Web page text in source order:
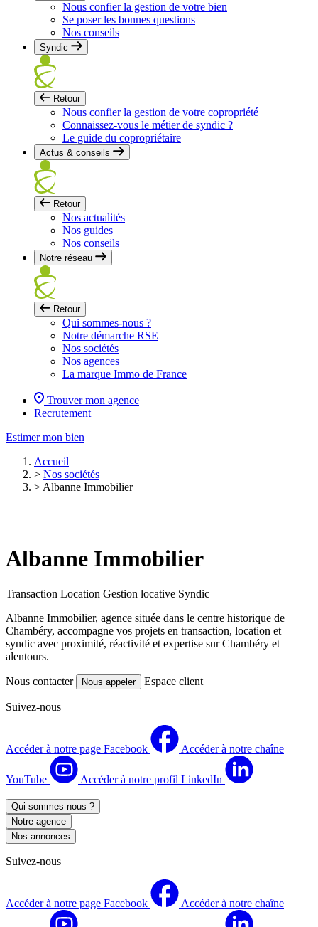
Nous confier la gestion de votre bien
Se poser les bonnes questions
Nos conseils
Syndic
Retour
Nous confier la gestion de votre copropriété
Connaissez-vous le métier de syndic ?
Le guide du copropriétaire
Actus & conseils
Retour
Nos actualités
Nos guides
Nos conseils
Notre réseau
Retour
Qui sommes-nous ?
Notre démarche RSE
Nos sociétés
Nos agences
La marque Immo de France
Trouver mon agence
Recrutement
Estimer mon bien
Accueil
> Nos sociétés
> Albanne Immobilier
Albanne Immobilier
Transaction Location Gestion locative Syndic
Albanne Immobilier, agence située dans le centre historique de
Chambéry, accompagne vos projets en transaction, location et
syndic avec proximité, réactivité et expertise sur Chambéry et
alentours.
Nous contacter Nous appeler Espace client
Suivez-nous
Accéder à notre page Facebook Accéder à notre chaîne
YouTube Accéder à notre profil LinkedIn
Qui sommes-nous ?
Notre agence
Nos annonces
Suivez-nous
Accéder à notre page Facebook Accéder à notre chaîne